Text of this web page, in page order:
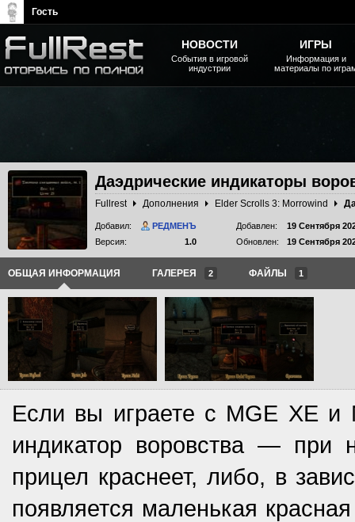
Даэдрические индикаторы
Fullrest Дополнения Elder Scrolls 3: Morrowind
Добавил:
РЕДМЕНЪ
Версия:
1.0
Добавлен:
19 Сентября
Обновлен:
19 Сентября
ОБЩАЯ ИНФОРМАЦИЯ ГАЛЕРЕЯ 2 ФАЙЛЫ 1
Если вы играете с MGE XE и
индикатор воровства — при
прицел краснеет, либо, в
появляется маленькая
НОВОСТИ
События в игровой
индустрии
ИГРЫ
Информация и
материалы по
Гость